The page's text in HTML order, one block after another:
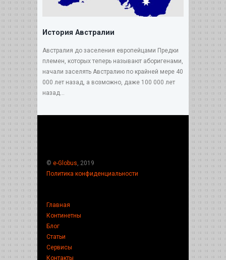
История Австралии
Австралия до заселения европейцами Предки
племен, которых теперь называют аборигенами,
начали заселять Австралию по крайней мере 40
000 лет назад, а возможно, даже 100 000 лет
назад...
© e-Globus , 2019
Политика конфиденциальности
Главная
Континетны
Блог
Статьи
Сервисы
Контакты